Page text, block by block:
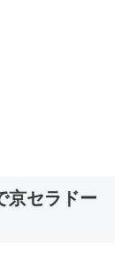
京セラドー